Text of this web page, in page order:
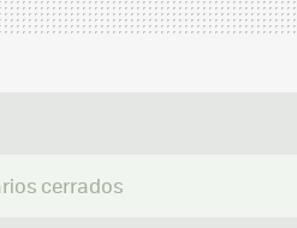
cerrados